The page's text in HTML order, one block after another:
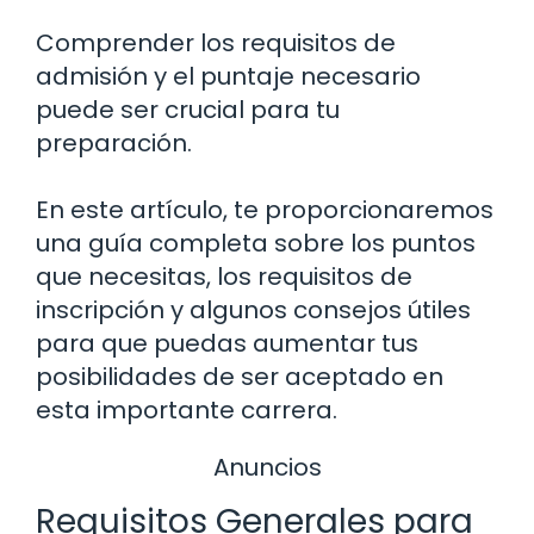
Comprender los requisitos de
admisión y el puntaje necesario
puede ser crucial para tu
preparación.
En este artículo, te proporcionaremos
una guía completa sobre los puntos
que necesitas, los requisitos de
inscripción y algunos consejos útiles
para que puedas aumentar tus
posibilidades de ser aceptado en
esta importante carrera.
Anuncios
Requisitos Generales para